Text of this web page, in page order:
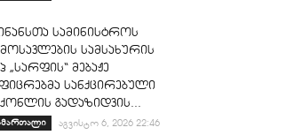
სამინისტროს
სამსახურის
„სარფის“ მებაჟე
სანქცირებული
გადაზიდვის...
აგვისტო 6, 2026 22:46